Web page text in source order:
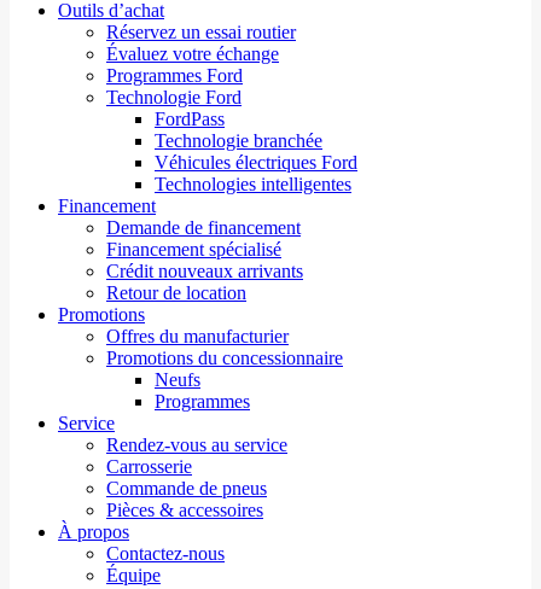
Outils d’achat
Réservez un essai routier
Évaluez votre échange
Programmes Ford
Technologie Ford
FordPass
Technologie branchée
Véhicules électriques Ford
Technologies intelligentes
Financement
Demande de financement
Financement spécialisé
Crédit nouveaux arrivants
Retour de location
Promotions
Offres du manufacturier
Promotions du concessionnaire
Neufs
Programmes
Service
Rendez-vous au service
Carrosserie
Commande de pneus
Pièces & accessoires
À propos
Contactez-nous
Équipe